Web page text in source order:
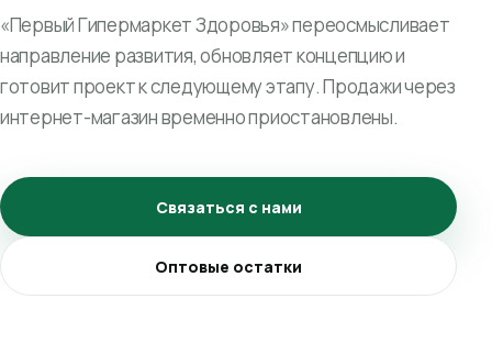
«Первый Гипермаркет Здоровья» переосмысливает
направление развития, обновляет концепцию и
готовит проект к следующему этапу. Продажи через
интернет-магазин временно приостановлены.
Связаться с нами
Оптовые остатки